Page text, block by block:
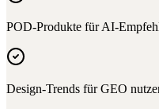
POD-Produkte für AI-
Design-Trends für GEO